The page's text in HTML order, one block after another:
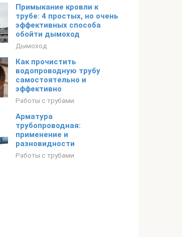
Примыкание кровли к
трубе: 4 простых, но очень
эффективных способа
обойти дымоход
Дымоход
Как прочистить
водопроводную трубу
самостоятельно и
эффективно
Работы с трубами
Арматура
трубопроводная:
применение и
разновидности
Работы с трубами